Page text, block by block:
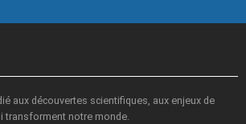
aux découvertes scientifiques, aux enjeux de
transforment notre monde.